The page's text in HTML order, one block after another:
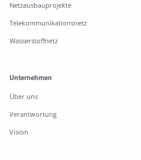
Netzausbauprojekte
Telekommunikationsnetz
Wasserstoffnetz
Unternehmen
Über uns
Verantwortung
Vision